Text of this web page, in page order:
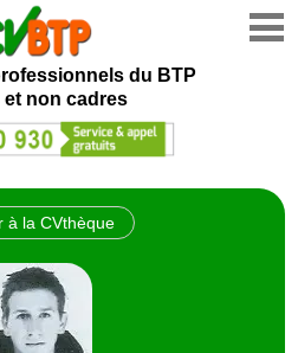
du BTP
et non cadres
à la CVthèque